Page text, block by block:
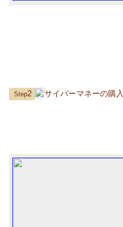
Step2 サイバーマネーの購入